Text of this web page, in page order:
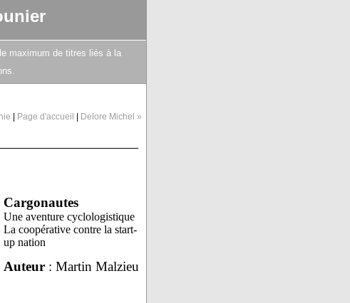
maximum de titres liés à la
| Page d'accueil | Delore Michel »
Cargonautes
Une aventure cyclologistique
La coopérative contre la start-
up nation
Auteur: Martin Malzieu